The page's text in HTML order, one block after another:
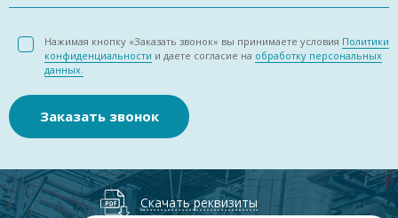
Нажимая кнопку «Заказать звонок» вы принимаете условия Политики
конфиденциальности и даете согласие на обработку персональных
данных.
Заказать звонок
Скачать реквизиты